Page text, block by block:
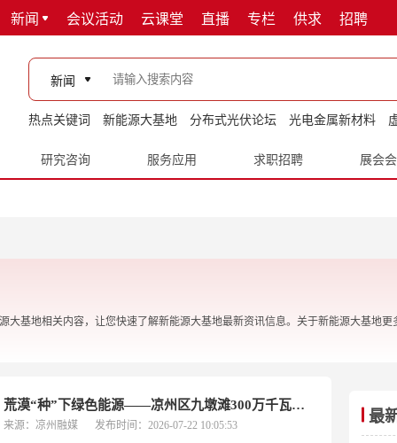
新闻 会议活动 云课堂 直播 专栏 供求 招聘
新闻
热点关键词 新能源大基地 分布式光伏论坛 光电金属新材料
研究咨询 服务应用 求职招聘 展会
大基地相关内容，让您快速了解新能源大基地最新资讯信息。关于新能源大基地更
荒漠“种”下绿色能源——凉州区九墩滩300万千瓦光伏项目建设正酣
来源：凉州融媒 发布时间：2026-07-22 10:05:53 最